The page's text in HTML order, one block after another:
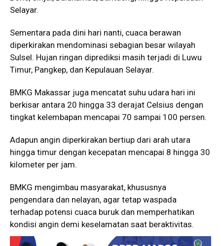
Selayar.
Sementara pada dini hari nanti, cuaca berawan
diperkirakan mendominasi sebagian besar wilayah
Sulsel. Hujan ringan diprediksi masih terjadi di Luwu
Timur, Pangkep, dan Kepulauan Selayar.
BMKG Makassar juga mencatat suhu udara hari ini
berkisar antara 20 hingga 33 derajat Celsius dengan
tingkat kelembapan mencapai 70 sampai 100 persen.
Adapun angin diperkirakan bertiup dari arah utara
hingga timur dengan kecepatan mencapai 8 hingga 30
kilometer per jam.
BMKG mengimbau masyarakat, khususnya
pengendara dan nelayan, agar tetap waspada
terhadap potensi cuaca buruk dan memperhatikan
kondisi angin demi keselamatan saat beraktivitas.